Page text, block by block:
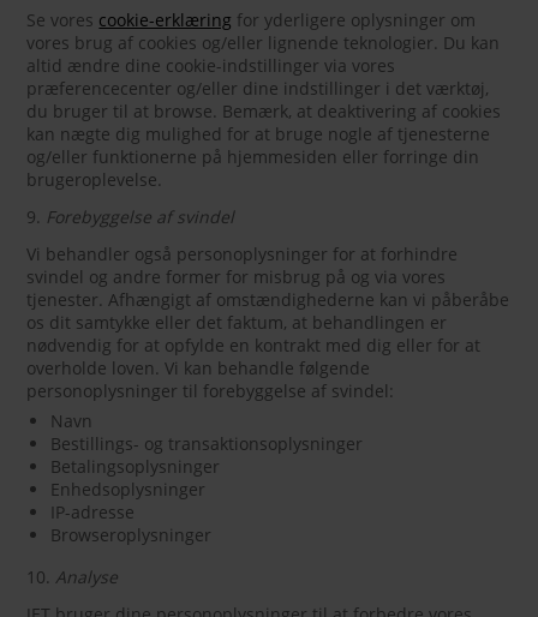
Se vores cookie-erklæring for yderligere oplysninger om
vores brug af cookies og/eller lignende teknologier. Du kan
altid ændre dine cookie-indstillinger via vores
præferencecenter og/eller dine indstillinger i det værktøj,
du bruger til at browse. Bemærk, at deaktivering af cookies
kan nægte dig mulighed for at bruge nogle af tjenesterne
og/eller funktionerne på hjemmesiden eller forringe din
brugeroplevelse.
9. Forebyggelse af svindel
Vi behandler også personoplysninger for at forhindre
svindel og andre former for misbrug på og via vores
tjenester. Afhængigt af omstændighederne kan vi påberåbe
os dit samtykke eller det faktum, at behandlingen er
nødvendig for at opfylde en kontrakt med dig eller for at
overholde loven. Vi kan behandle følgende
personoplysninger til forebyggelse af svindel:
Navn
Bestillings- og transaktionsoplysninger
Betalingsoplysninger
Enhedsoplysninger
IP-adresse
Browseroplysninger
10.Analyse